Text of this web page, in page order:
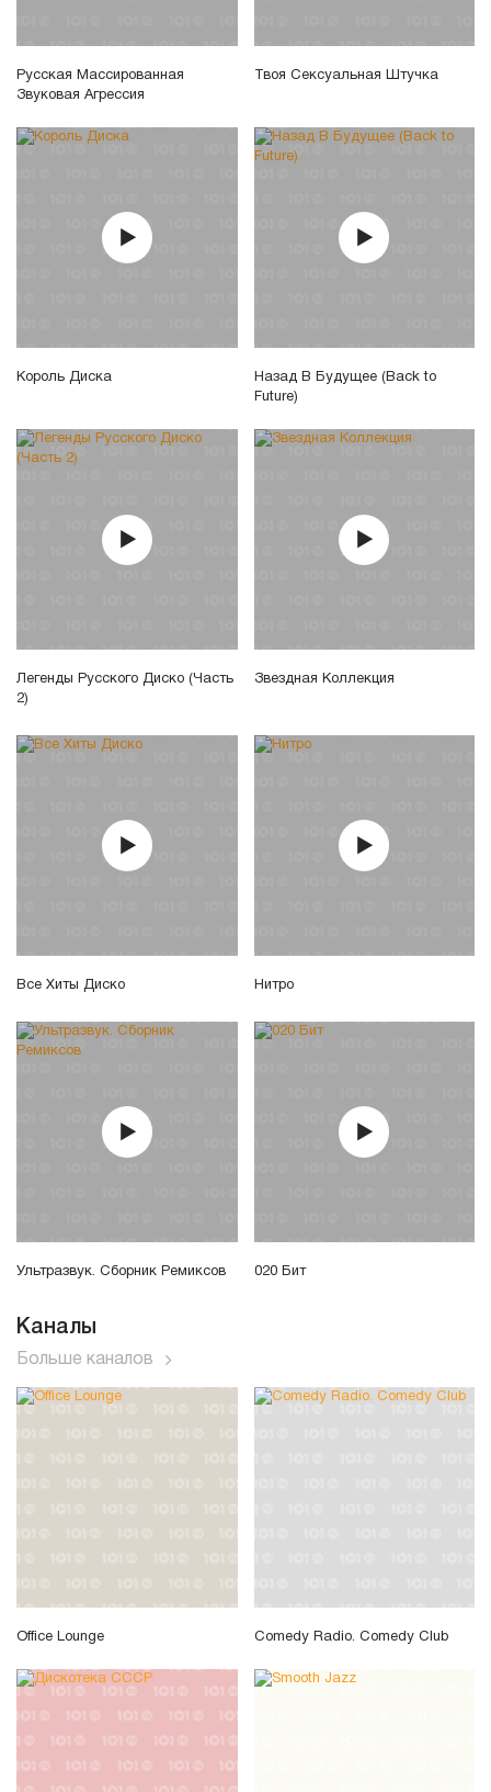
Русская Массированная
Звуковая Агрессия
Твоя Сексуальная Штучка
Король Диска
Назад В Будущее (Back to
Future)
Легенды Русского Диско (Часть
2)
Звездная Коллекция
Все Хиты Диско Нитро
Ультразвук. Сборник Ремиксов 020 Бит
Каналы
Больше каналов
Office Lounge Comedy Radio. Comedy Club